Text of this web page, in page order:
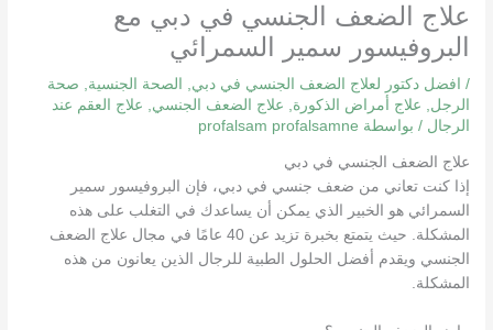
علاج الضعف الجنسي في دبي مع
البروفيسور سمير السمرائي
/ افضل دكتور لعلاج الضعف الجنسي في دبي الصحة الجنسية
صحة
الرجل
علاج أمراض الذكورة علاج الضعف الجنسي
علاج العقم عند
الرجال / بواسطة profalsam profalsamne
علاج الضعف الجنسي في دبي
إذا كنت تعاني من ضعف جنسي في دبي، فإن البروفيسور سمير
السمرائي هو الخبير الذي يمكن أن يساعدك في التغلب على هذه
المشكلة. حيث يتمتع بخبرة تزيد عن 40 عامًا في مجال علاج الضعف
الجنسي ويقدم أفضل الحلول الطبية للرجال الذين يعانون من هذه
المشكلة.